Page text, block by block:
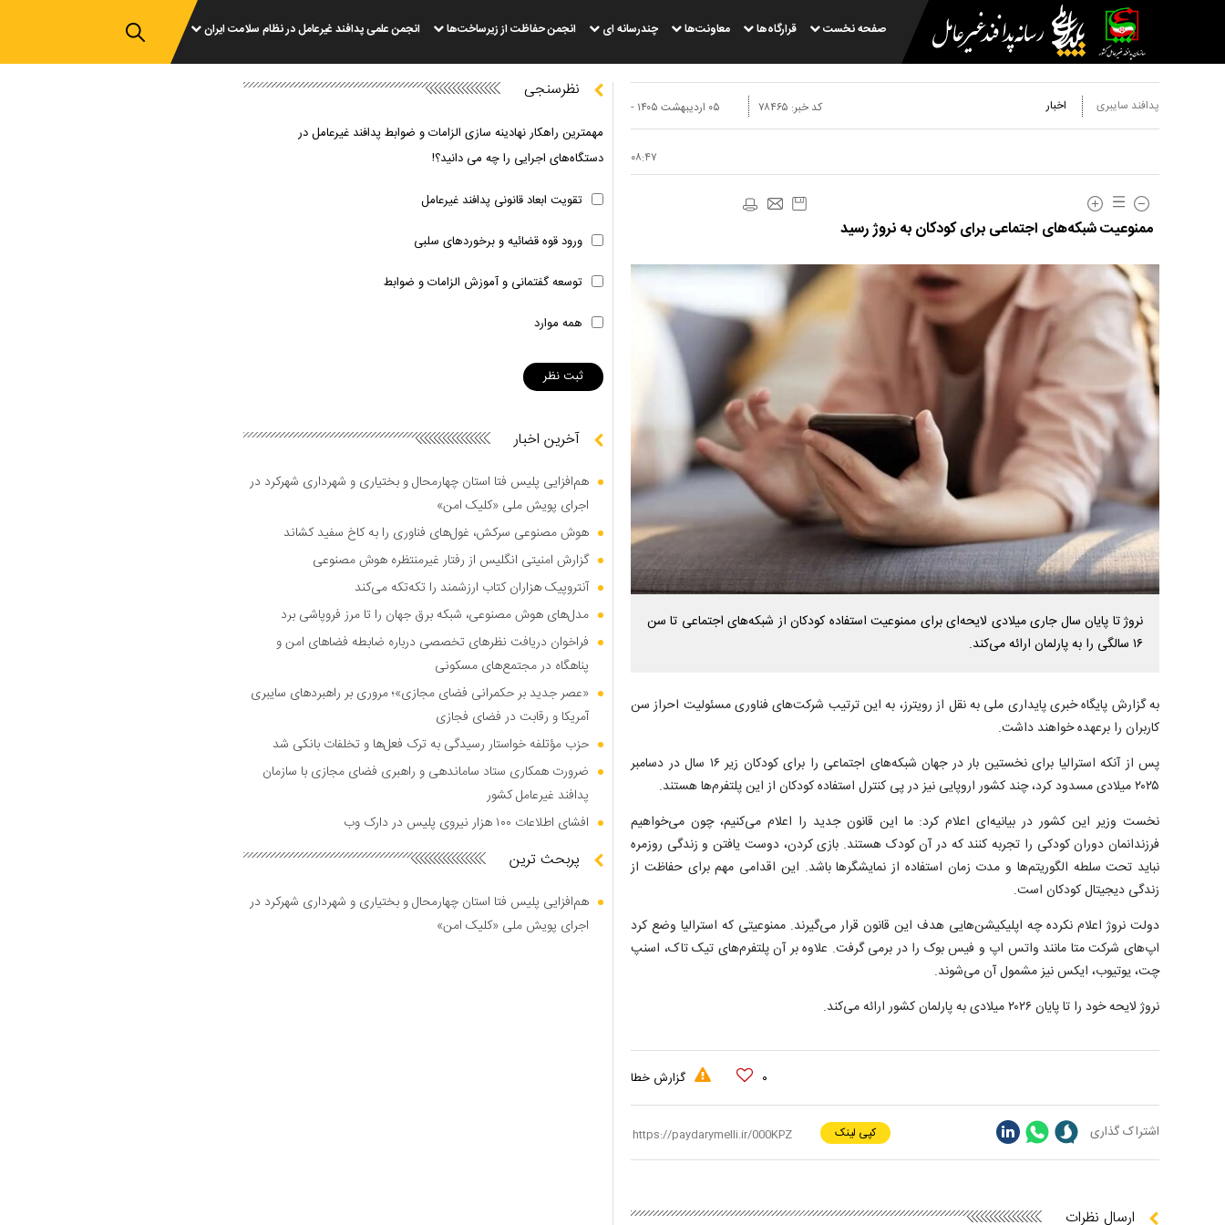
صفحه نخست قرارگاه‌ها معاونت‌ها چندرسانه ای انجمن حفاظت از زیرساخت‌ها انجمن علمی پدافند غیرعامل در نظام سلامت ایران
پدافند سایبری اخبار ۰۵ ارديبهشت ۱۴۰۵ -
۰۸:۴۷
کد خبر: ۷۸۴۶۵
ممنوعیت شبکه‌های اجتماعی برای کودکان به نروژ رسید
نروژ تا پایان سال جاری میلادی لایحه‌ای برای ممنوعیت استفاده کودکان از شبکه‌های اجتماعی تا سن
۱۶ سالگی را به پارلمان ارائه می‌کند.
به گزارش پایگاه خبری پایداری ملی به نقل از رویترز، به این ترتیب شرکت‌های فناوری مسئولیت احراز سن
کاربران را برعهده خواهند داشت.
پس از آنکه استرالیا برای نخستین بار در جهان شبکه‌های اجتماعی را برای کودکان زیر ۱۶ سال در دسامبر
۲۰۲۵ میلادی مسدود کرد، چند کشور اروپایی نیز در پی کنترل استفاده کودکان از این پلتفرم‌ها هستند.
نخست وزیر این کشور در بیانیه‌ای اعلام کرد: ما این قانون جدید را اعلام می‌کنیم، چون می‌خواهیم
فرزندانمان دوران کودکی را تجربه کنند که در آن کودک هستند. بازی کردن، دوست یافتن و زندگی روزمره
نباید تحت سلطه الگوریتم‌ها و مدت زمان استفاده از نمایشگر‌ها باشد. این اقدامی مهم برای حفاظت از
زندگی دیجیتال کودکان است.
دولت نروژ اعلام نکرده چه اپلیکیشن‌هایی هدف این قانون قرار می‌گیرند. ممنوعیتی که استرالیا وضع کرد
اپ‌های شرکت متا مانند واتس اپ و فیس بوک را در برمی گرفت. علاوه بر آن پلتفرم‌های تیک تاک، اسنپ
چت، یوتیوب، ایکس نیز مشمول آن می‌شوند.
نروژ لایحه خود را تا پایان ۲۰۲۶ میلادی به پارلمان کشور ارائه می‌کند.
۰ گزارش خطا
اشتراک گذاری کپی لینک
ارسال نظرات
نظرسنجی
مهمترین راهکار نهادینه سازی الزامات و ضوابط پدافند غیرعامل در
دستگاه‌های اجرایی را چه می دانید؟!
تقویت ابعاد قانونی پدافند غیرعامل
ورود قوه قضائیه و برخوردهای سلبی
توسعه گفتمانی و آموزش الزامات و ضوابط
همه موارد
آخرین اخبار
هم‌افزایی پلیس فتا استان چهارمحال و بختیاری و شهرداری شهرکرد در
اجرای پویش ملی «کلیک امن»
هوش مصنوعی سرکش، غول‌های فناوری را به کاخ سفید کشاند
گزارش امنیتی انگلیس از رفتار غیرمنتظره هوش مصنوعی
آنتروپیک هزاران کتاب ارزشمند را تکه‌تکه می‌کند
مدل‌های هوش مصنوعی، شبکه برق جهان را تا مرز فروپاشی برد
فراخوان دریافت نظر‌های تخصصی درباره ضابطه فضا‌های امن و
پناهگاه در مجتمع‌های مسکونی
«عصر جدید بر حکمرانی فضای مجازی»؛ مروری بر راهبرد‌های سایبری
آمریکا و رقابت در فضای فجازی
حزب مؤتلفه خواستار رسیدگی به ترک فعل‌ها و تخلفات بانکی شد
ضرورت همکاری ستاد ساماندهی و راهبری فضای مجازی با سازمان
پدافند غیرعامل کشور
افشای اطلاعات ۱۰۰ هزار نیروی پلیس در دارک وب
پربحث ترین
هم‌افزایی پلیس فتا استان چهارمحال و بختیاری و شهرداری شهرکرد در
اجرای پویش ملی «کلیک امن»